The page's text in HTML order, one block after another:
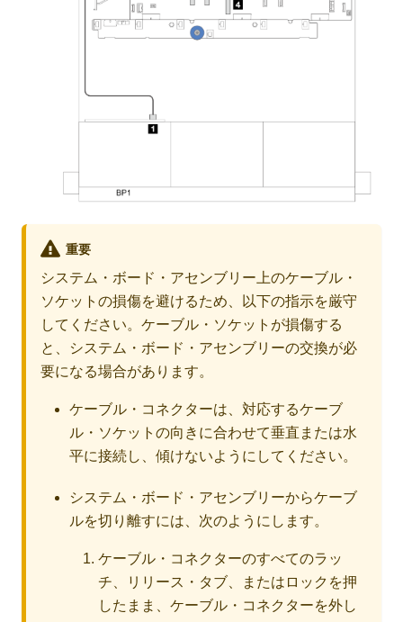
重要
システム・ボード・アセンブリー上のケーブル・
ソケットの損傷を避けるため、以下の指示を厳守
してください。ケーブル・ソケットが損傷する
と、システム・ボード・アセンブリーの交換が必
要になる場合があります。
ケーブル・コネクターは、対応するケーブ
ル・ソケットの向きに合わせて垂直または水
平に接続し、傾けないようにしてください。
システム・ボード・アセンブリーからケーブ
ルを切り離すには、次のようにします。
ケーブル・コネクターのすべてのラッ
チ、リリース・タブ、またはロックを押
したまま、ケーブル・コネクターを外し